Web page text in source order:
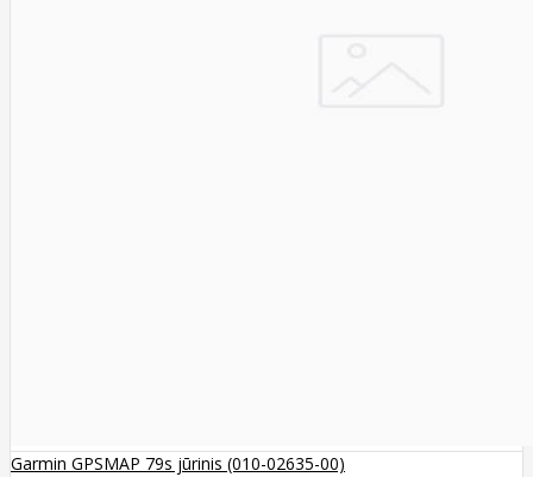
Garmin GPSMAP 79s jūrinis (010-02635-00)